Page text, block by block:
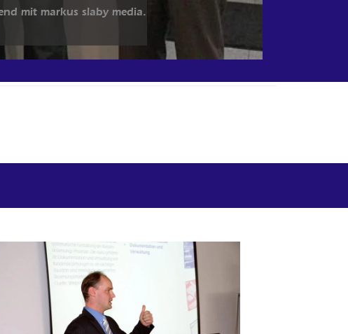
mit markus slaby media.